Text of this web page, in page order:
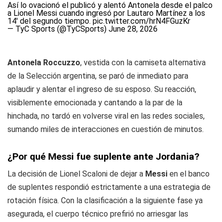
Así lo ovacionó el publicó y alentó Antonela desde el palco
a Lionel Messi cuando ingresó por Lautaro Martínez a los
14' del segundo tiempo. pic.twitter.com/hrN4FGuzKr
— TyC Sports (@TyCSports) June 28, 2026
Antonela Roccuzzo, vestida con la camiseta alternativa
de la Selección argentina, se paró de inmediato para
aplaudir y alentar el ingreso de su esposo. Su reacción,
visiblemente emocionada y cantando a la par de la
hinchada, no tardó en volverse viral en las redes sociales,
sumando miles de interacciones en cuestión de minutos.
¿Por qué Messi fue suplente ante Jordania?
La decisión de Lionel Scaloni de dejar a Messi en el banco
de suplentes respondió estrictamente a una estrategia de
rotación física. Con la clasificación a la siguiente fase ya
asegurada, el cuerpo técnico prefirió no arriesgar las